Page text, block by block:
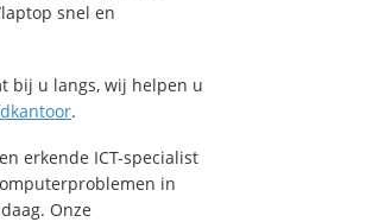
snel en
bij u langs, wij helpen u
.
erkende ICT-specialist
in
Onze